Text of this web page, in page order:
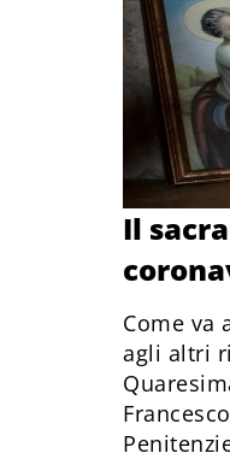
Il
Come va
agli altri